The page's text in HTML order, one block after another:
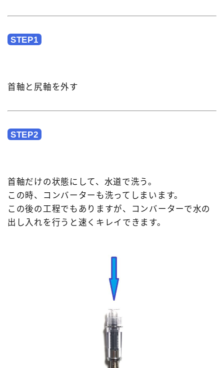
STEP1
首軸と尻軸を外す
STEP2
首軸だけの状態にして、水道で洗う。
この時、コンバーターも洗ってしまいます。
この後の工程でもありますが、コンバーターで水の
出し入れを行うと速くキレイできます。